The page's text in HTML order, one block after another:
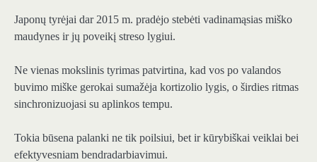
Japonų tyrėjai dar 2015 m. pradėjo stebėti vadinamąsias miško
maudynes ir jų poveikį streso lygiui.
Ne vienas mokslinis tyrimas patvirtina, kad vos po valandos
buvimo miške gerokai sumažėja kortizolio lygis, o širdies ritmas
sinchronizuojasi su aplinkos tempu.
Tokia būsena palanki ne tik poilsiui, bet ir kūrybiškai veiklai bei
efektyvesniam bendradarbiavimui.